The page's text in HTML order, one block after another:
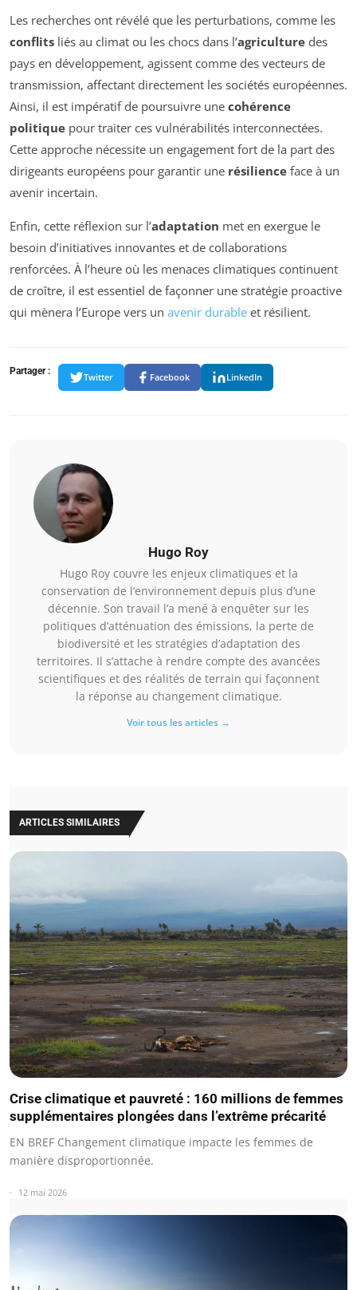
Les recherches ont révélé que les perturbations, comme les
conflits liés au climat ou les chocs dans l’agriculture des
pays en développement, agissent comme des vecteurs de
transmission, affectant directement les sociétés européennes.
Ainsi, il est impératif de poursuivre une cohérence
politique pour traiter ces vulnérabilités interconnectées.
Cette approche nécessite un engagement fort de la part des
dirigeants européens pour garantir une résilience face à un
avenir incertain.
Enfin, cette réflexion sur l’adaptation met en exergue le
besoin d’initiatives innovantes et de collaborations
renforcées. À l’heure où les menaces climatiques continuent
de croître, il est essentiel de façonner une stratégie proactive
qui mènera l’Europe vers un avenir durable et résilient.
Partager :
Twitter Facebook LinkedIn
Hugo Roy
Hugo Roy couvre les enjeux climatiques et la
conservation de l’environnement depuis plus d’une
décennie. Son travail l’a mené à enquêter sur les
politiques d’atténuation des émissions, la perte de
biodiversité et les stratégies d’adaptation des
territoires. Il s’attache à rendre compte des avancées
scientifiques et des réalités de terrain qui façonnent
la réponse au changement climatique.
Voir tous les articles →
ARTICLES SIMILAIRES
Crise climatique et pauvreté : 160 millions de femmes
supplémentaires plongées dans l’extrême précarité
EN BREF Changement climatique impacte les femmes de
manière disproportionnée.
12 mai 2026